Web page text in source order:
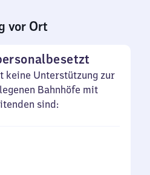
vor Ort
keine Unterstützung zur
Bahnhöfe mit
sind: